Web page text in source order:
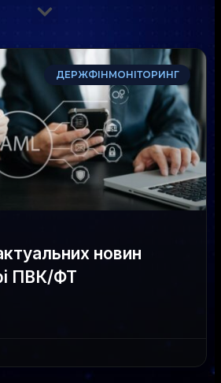
ДЕРЖФІНМОНІТОРИНГ
новин
ПВК/ФТ